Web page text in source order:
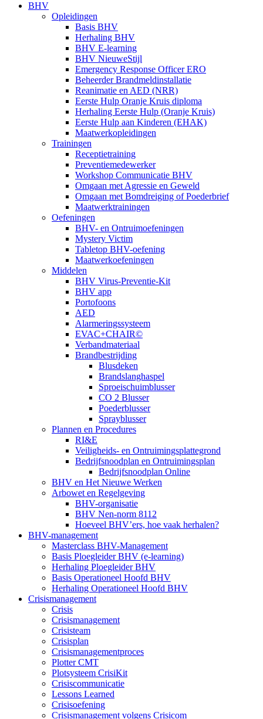
BHV
Opleidingen
Basis BHV
Herhaling BHV
BHV E-learning
BHV NieuweStijl
Emergency Response Officer ERO
Beheerder Brandmeldinstallatie
Reanimatie en AED (NRR)
Eerste Hulp Oranje Kruis diploma
Herhaling Eerste Hulp (Oranje Kruis)
Eerste Hulp aan Kinderen (EHAK)
Maatwerkopleidingen
Trainingen
Receptietraining
Preventiemedewerker
Workshop Communicatie BHV
Omgaan met Agressie en Geweld
Omgaan met Bomdreiging of Poederbrief
Maatwerktrainingen
Oefeningen
BHV- en Ontruimoefeningen
Mystery Victim
Tabletop BHV-oefening
Maatwerkoefeningen
Middelen
BHV Virus-Preventie-Kit
BHV app
Portofoons
AED
Alarmeringssysteem
EVAC+CHAIR©
Verbandmateriaal
Brandbestrijding
Blusdeken
Brandslanghaspel
Sproeischuimblusser
CO 2 Blusser
Poederblusser
Sprayblusser
Plannen en Procedures
RI&E
Veiligheids- en Ontruimingsplattegrond
Bedrijfsnoodplan en Ontruimingsplan
Bedrijfsnoodplan Online
BHV en Het Nieuwe Werken
Arbowet en Regelgeving
BHV-organisatie
BHV Nen-norm 8112
Hoeveel BHV’ers, hoe vaak herhalen?
BHV-management
Masterclass BHV-Management
Basis Ploegleider BHV (e-learning)
Herhaling Ploegleider BHV
Basis Operationeel Hoofd BHV
Herhaling Operationeel Hoofd BHV
Crisismanagement
Crisis
Crisismanagement
Crisisteam
Crisisplan
Crisismanagementproces
Plotter CMT
Plotsysteem CrisiKit
Crisiscommunicatie
Lessons Learned
Crisisoefening
Crisismanagement volgens Crisicom